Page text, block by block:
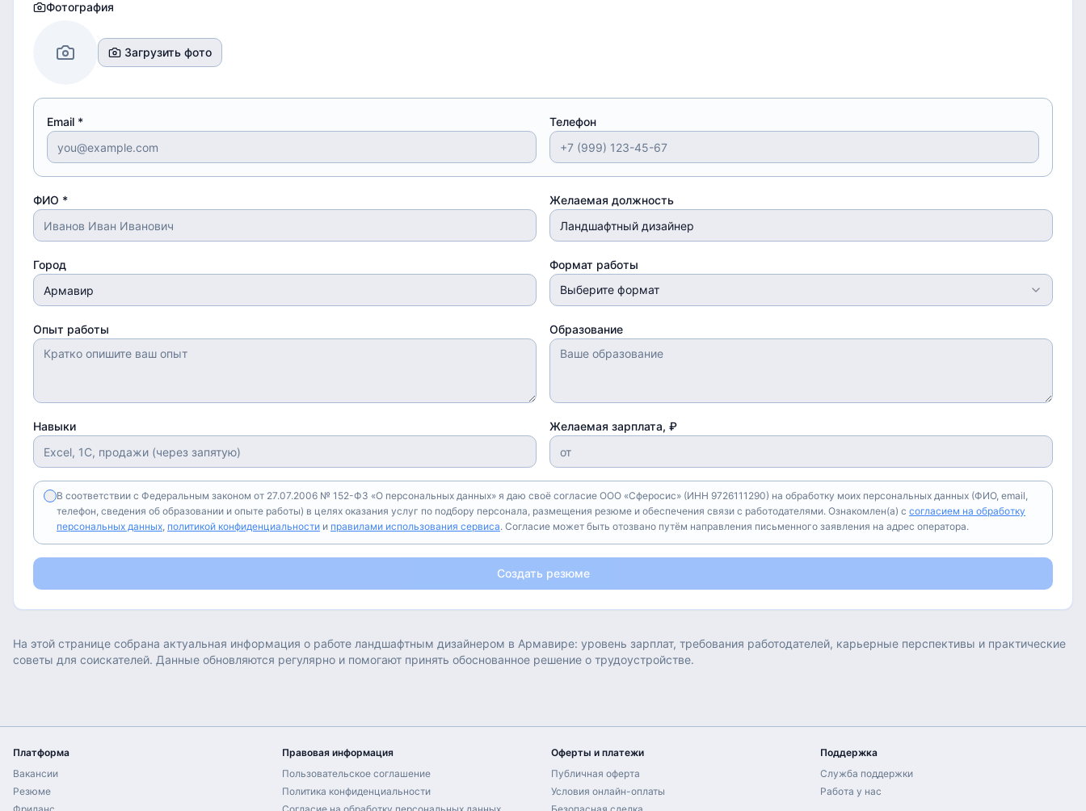
Фотография
Загрузить фото
Email * Телефон
ФИО * Желаемая должность
Город
Формат работы
Выберите формат
Опыт работы Образование
Навыки Желаемая зарплата, ₽
В соответствии с Федеральным законом от 27.07.2006 № 152-ФЗ «О персональных данных» я даю своё согласие ООО «Сферосис» (ИНН 9726111290) на обработку моих персональных данных (ФИО, email,
телефон, сведения об образовании и опыте работы) в целях оказания услуг по подбору персонала, размещения резюме и обеспечения связи с работодателями. Ознакомлен(а) с согласием на обработку
персональных данных, политикой конфиденциальности и правилами использования сервиса. Согласие может быть отозвано путём направления письменного заявления на адрес оператора.
Создать резюме
На этой странице собрана актуальная информация о работе ландшафтным дизайнером в Армавире: уровень зарплат, требования работодателей, карьерные перспективы и практические
советы для соискателей. Данные обновляются регулярно и помогают принять обоснованное решение о трудоустройстве.
Платформа
Вакансии
Резюме
Правовая информация
Пользовательское соглашение
Политика конфиденциальности
Оферты и платежи
Публичная оферта
Условия онлайн-оплаты
Поддержка
Служба поддержки
Работа у нас